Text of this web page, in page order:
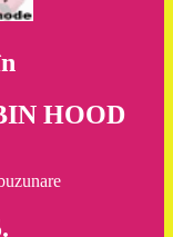
HOOD